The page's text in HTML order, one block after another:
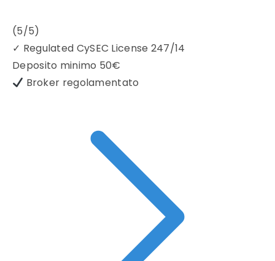
(5/5)
✓ Regulated CySEC License 247/14
Deposito minimo 50€
Broker regolamentato